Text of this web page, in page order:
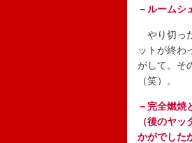
－ルームシ
やり切っ
ットが終わ
がして。そ
（笑）。
－完全燃焼
（後のヤ
かがでした